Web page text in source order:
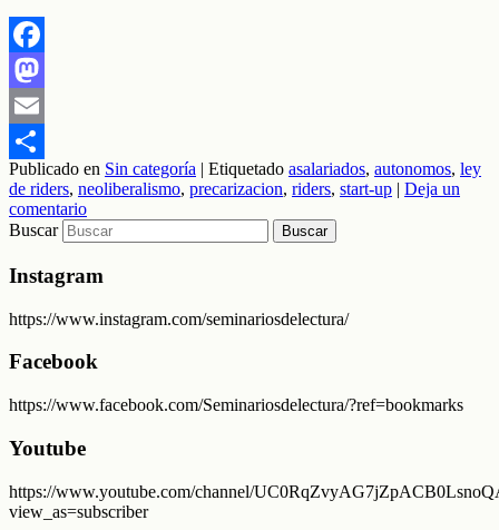
Facebook
Mastodon
Email
Compartir
Publicado en Sin categoría | Etiquetado asalariados, autonomos, ley
de riders, neoliberalismo, precarizacion, riders, start-up | Deja un
comentario
Buscar
Instagram
https://www.instagram.com/seminariosdelectura/
Facebook
https://www.facebook.com/Seminariosdelectura/?ref=bookmarks
Youtube
https://www.youtube.com/channel/
view_as=subscriber